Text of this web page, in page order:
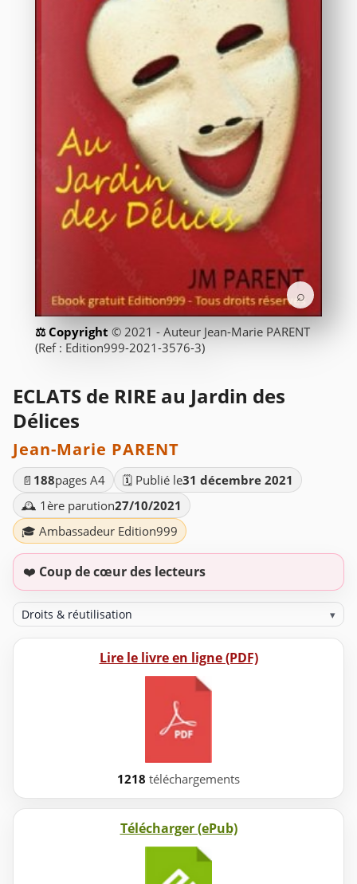
⌕
© 2021 - Auteur Jean-Marie PARENT
(Ref : Edition999-2021-3576-3)
ECLATS de RIRE au Jardin des
Délices
Jean-Marie PARENT
📄 188pages A4 🗓️ Publié le31 décembre 2021
🕰️ 1ère parution27/10/2021
🎓 Ambassadeur Edition999
❤️ Coup de cœur des lecteurs
Droits & réutilisation ▾
Lire le livre en ligne (PDF)
1218 téléchargements
Télécharger (ePub)